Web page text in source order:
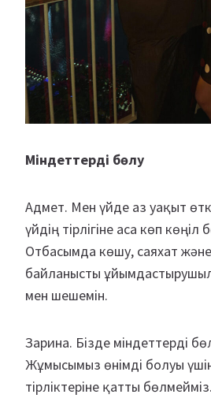
Міндеттерді бөлу
Адмет. Мен үйде аз уақыт
үйдің тірлігіне аса көп
Отбасымда көшу, саяхат
байланысты
мен шешемін.
Зарина. Бізде міндеттерді
Жұмысымыз өнімді болуы
тірліктеріне қатты